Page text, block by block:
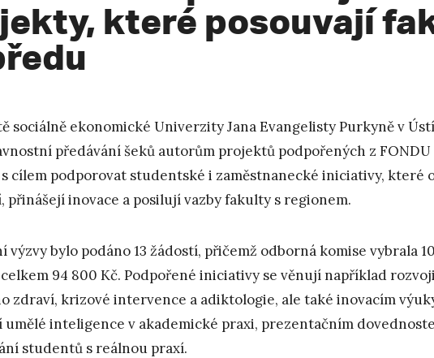
které posouvají
sociálně ekonomické Univerzity Jana Evangelisty Purkyně v
předávání šeků autorům projektů podpořených z FONDU
cílem podporovat studentské i zaměstnanecké iniciativy, které
přinášejí inovace a posilují vazby fakulty s regionem.
výzvy bylo podáno 13 žádostí, přičemž odborná komise vybrala
94 800 Kč. Podpořené iniciativy se věnují například
zdraví, krizové intervence a adiktologie, ale také inovacím
umělé inteligence v akademické praxi, prezentačním
studentů s reálnou praxí.